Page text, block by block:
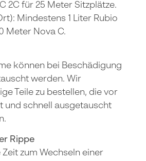
2C für 25 Meter Sitzplätze.
Mindestens 1 Liter Rubio
Meter Nova C.
können bei Beschädigung
werden. Wir
Teile zu bestellen, die vor
und schnell ausgetauscht
Rippe
Zeit zum Wechseln einer